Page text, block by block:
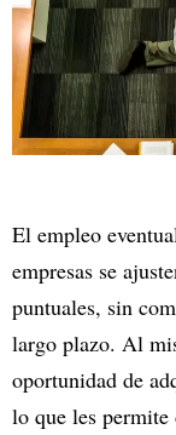
El empleo
empresas se
puntuales, sin
largo plazo. Al
oportunidad de
lo que les permite